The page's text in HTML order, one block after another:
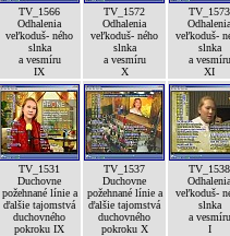
TV_1566
Odhalenia
veľkoduš- ného
slnka
a vesmíru
IX
TV_1572
Odhalenia
veľkoduš- ného
slnka
a vesmíru
X
TV_1573
Odhalenia
veľkoduš-
slnka
a vesmíru
XI
TV_1531
Duchovne
požehnané línie a
ďalšie tajomstvá
duchovného
pokroku IX
TV_1537
Duchovne
požehnané línie a
ďalšie tajomstvá
duchovného
pokroku X
TV_1538
Odhalenia
veľkoduš-
slnka
a vesmíru
I